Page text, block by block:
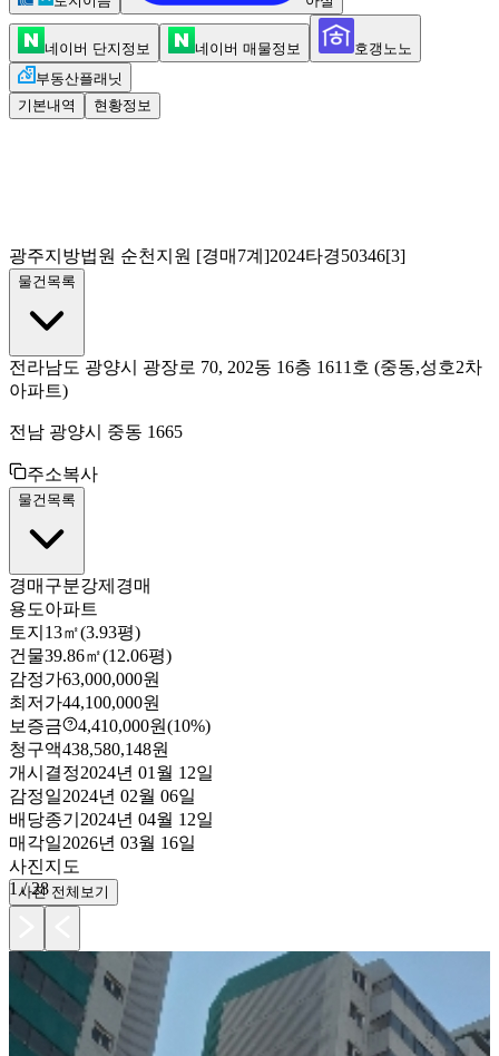
네이버 단지정보 네이버 매물정보
호갱노노
부동산플래닛
기본내역
현황정보
광주지방법원 순천지원 [경매7계]2024타경50346[3]
물건목록
전라남도 광양시 광장로 70, 202동 16층 1611호 (중동,성호2차
아파트)
전남 광양시 중동 1665
주소복사
물건목록
경매구분강제경매
용도아파트
토지 13㎡(3.93평)
건물39.86㎡(12.06평)
감정가63,000,000원
최저가44,100,000원
보증금
4,410,000원(10%)
청구액438,580,148원
개시결정2024년 01월 12일
감정일2024년 02월 06일
배당종기 2024년 04월 12일
매각일2026년 03월 16일
사진지도
1 /28
사진 전체보기